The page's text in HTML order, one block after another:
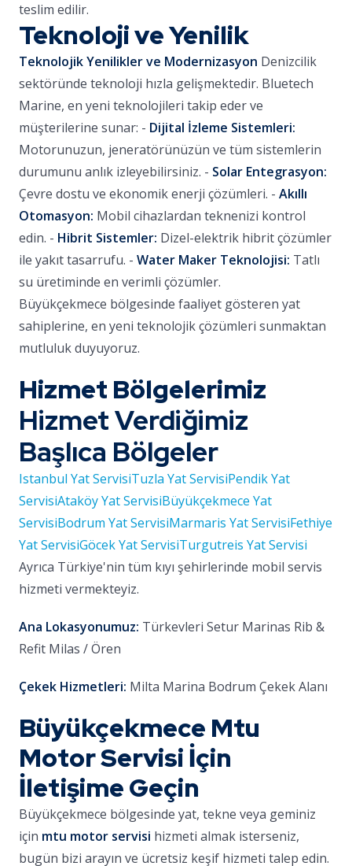
teslim edilir.
Teknoloji ve Yenilik
Teknolojik Yenilikler ve Modernizasyon Denizcilik
sektöründe teknoloji hızla gelişmektedir. Bluetech
Marine, en yeni teknolojileri takip eder ve
müşterilerine sunar: - Dijital İzleme Sistemleri:
Motorunuzun, jeneratörünüzün ve tüm sistemlerin
durumunu anlık izleyebilirsiniz. - Solar Entegrasyon:
Çevre dostu ve ekonomik enerji çözümleri. - Akıllı
Otomasyon: Mobil cihazlardan teknenizi kontrol
edin. - Hibrit Sistemler: Dizel-elektrik hibrit çözümler
ile yakıt tasarrufu. - Water Maker Teknolojisi: Tatlı
su üretiminde en verimli çözümler.
Büyükçekmece bölgesinde faaliyet gösteren yat
sahiplerine, en yeni teknolojik çözümleri sunmaktan
mutluluk duyuyoruz.
Hizmet Bölgelerimiz
Hizmet Verdiğimiz
Başlıca Bölgeler
Istanbul Yat ServisiTuzla Yat ServisiPendik Yat
ServisiAtaköy Yat ServisiBüyükçekmece Yat
ServisiBodrum Yat ServisiMarmaris Yat ServisiFethiye
Yat ServisiGöcek Yat ServisiTurgutreis Yat Servisi
Ayrıca Türkiye'nin tüm kıyı şehirlerinde mobil servis
hizmeti vermekteyiz.
Ana Lokasyonumuz: Türkevleri Setur Marinas Rib &
Refit Milas / Ören
Çekek Hizmetleri: Milta Marina Bodrum Çekek Alanı
Büyükçekmece Mtu
Motor Servisi İçin
İletişime Geçin
Büyükçekmece bölgesinde yat, tekne veya geminiz
için mtu motor servisi hizmeti almak isterseniz,
bugün bizi arayın ve ücretsiz keşif hizmeti talep edin.